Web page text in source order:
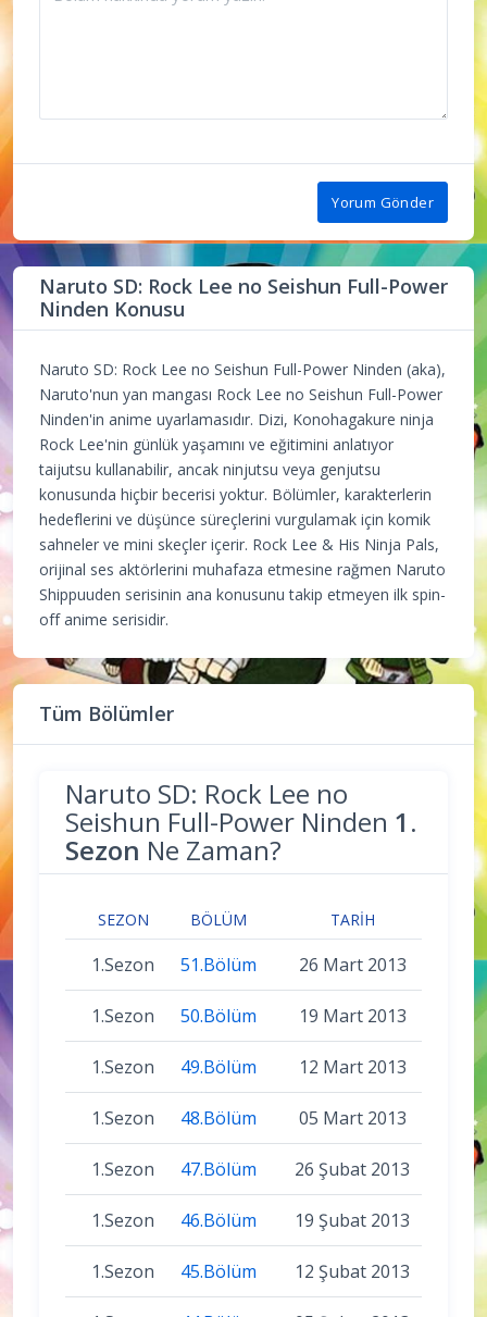
Yorum Gönder
Naruto SD: Rock Lee no Seishun Full-Power
Ninden Konusu
Naruto SD: Rock Lee no Seishun Full-Power Ninden (aka),
Naruto'nun yan mangası Rock Lee no Seishun Full-Power
Ninden'in anime uyarlamasıdır. Dizi, Konohagakure ninja
Rock Lee'nin günlük yaşamını ve eğitimini anlatıyor
taijutsu kullanabilir, ancak ninjutsu veya genjutsu
konusunda hiçbir becerisi yoktur. Bölümler, karakterlerin
hedeflerini ve düşünce süreçlerini vurgulamak için komik
sahneler ve mini skeçler içerir. Rock Lee & His Ninja Pals,
orijinal ses aktörlerini muhafaza etmesine rağmen Naruto
Shippuuden serisinin ana konusunu takip etmeyen ilk spin-
off anime serisidir.
Tüm Bölümler
Naruto SD: Rock Lee no
Seishun Full-Power Ninden 1.
Sezon Ne Zaman?
SEZON BÖLÜM TARIH
1.Sezon 51.Bölüm 26 Mart 2013
1.Sezon 50.Bölüm 19 Mart 2013
1.Sezon 49.Bölüm 12 Mart 2013
1.Sezon 48.Bölüm 05 Mart 2013
1.Sezon 47.Bölüm 26 Şubat 2013
1.Sezon 46.Bölüm 19 Şubat 2013
1.Sezon 45.Bölüm 12 Şubat 2013